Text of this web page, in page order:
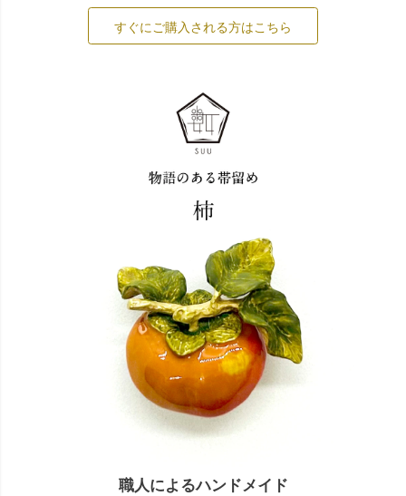
すぐにご購入される方はこちら
職人によるハンドメイド